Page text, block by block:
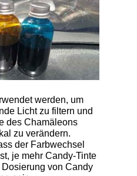
werden, um
Licht zu filtern und
des Chamäleons
zu verändern.
der Farbwechsel
je mehr Candy-Tinte
von Candy